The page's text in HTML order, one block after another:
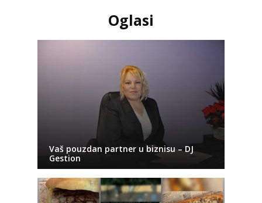
Oglasi
Vaš pouzdan partner u biznisu – DJ
Gestion